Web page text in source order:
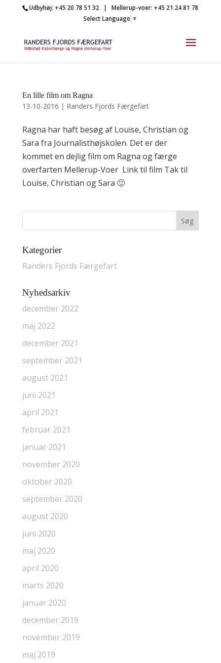
Udbyhøj: +45 20 78 51 32 | Mellerup-voer: +45 21 24 81 78
Select Language ▼
En lille film om Ragna
13-10-2016 | Randers Fjords Færgefart
Ragna har haft besøg af Louise, Christian og
Sara fra Journalisthøjskolen. Det er der
kommet en dejlig film om Ragna og færge
overfarten Mellerup-Voer Link til film Tak til
Louise, Christian og Sara 🙂
Kategorier
Randers Fjords Færgefart
Nyhedsarkiv
december 2022
maj 2022
december 2021
september 2021
august 2021
juni 2021
april 2021
februar 2021
januar 2021
november 2020
oktober 2020
september 2020
august 2020
juni 2020
maj 2020
april 2020
marts 2020
januar 2020
december 2019
november 2019
maj 2019